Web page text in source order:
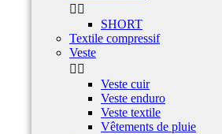
 
SHORT
Textile compressif
Veste
 
Veste cuir
Veste enduro
Veste textile
Vêtements de pluie